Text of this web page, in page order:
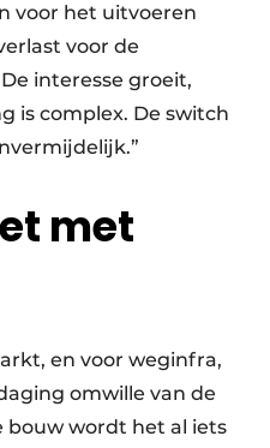
voor het uitvoeren
voor de
interesse groeit,
is complex. De switch
met
en voor weginfra,
omwille van de
bouw wordt het al iets